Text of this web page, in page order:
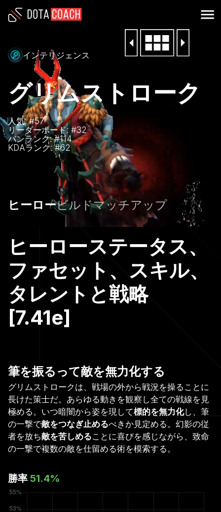
インテリジェンス
グリムストローク
人気: #57
リーダーボード: #32
バンランク: #114
KDAランク: #62
ヒーロービルドマッチアップ
ヒーローステータス、
ファセット、スキル、
タレントと戦略
[7.41e]
筆を振るって敵を無力化する
グリムストロークは、戦場の外から戦況を操ることに
長けた策士だ。あらゆる動きを観察し全ての戦線を見
極める。いつ暗闇から姿を現して標的を無力化し、筆
の一撃で敵をつなぎ止めるべきか見定める。幻影の従
者を放ち敵を苦しめることに喜びを感じながら、致命
の一撃で複数の敵を仕留める術を模索する。
勝率 51.4%